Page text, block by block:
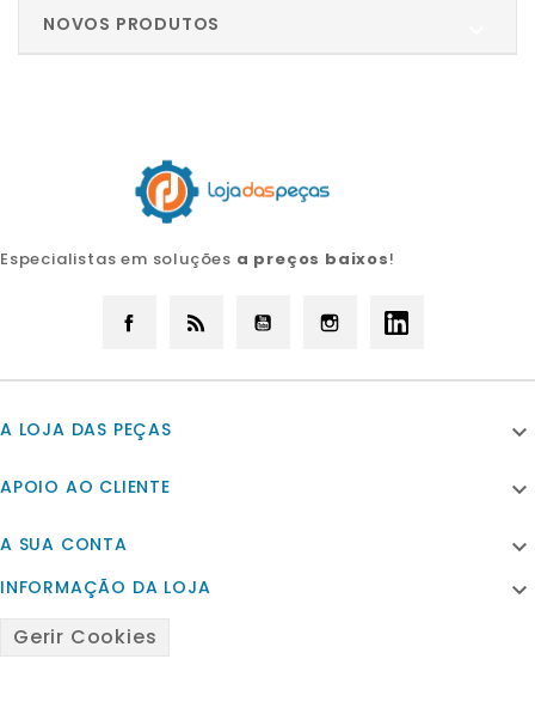
NOVOS PRODUTOS
Especialistas em soluções a preços baixos!
Facebook YouTube Instagram
A LOJA DAS PEÇAS 
APOIO AO CLIENTE 
A SUA CONTA 
INFORMAÇÃO DA LOJA 
Gerir Cookies